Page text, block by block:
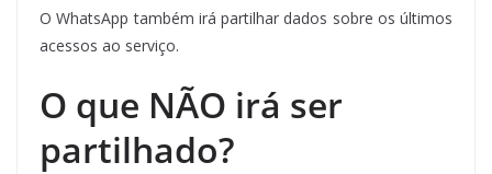
O WhatsApp também irá partilhar dados sobre os últimos
acessos ao serviço.
O que NÃO irá ser
partilhado?